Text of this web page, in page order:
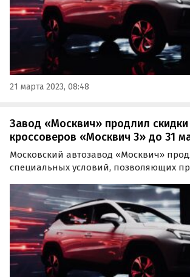
21 марта 2023, 08:48
Завод «Москвич» продлил скидки
кроссоверов «Москвич 3» до 31
Московский автозавод «Москвич»
специальных условий, позволяющих
выгодой, до конца мая.